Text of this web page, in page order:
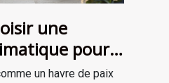
une
pour
jardin
un havre de paix